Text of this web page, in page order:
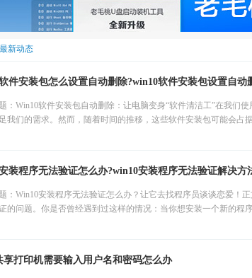
最新动态
件安装包怎么设置自动删除?win10软件安装包设置自动
：Win10软件安装包自动删除：让电脑变身“软件清洁工”在我们
我们的需求。然而，随着时间的推移，这些软件安装包可能会占
装程序无法验证怎么办?win10安装程序无法验证解决方
：Win10安装程序无法验证怎么办？让它去找程序员谈谈恋爱！
的问题。你是否曾经遇到过这样的情况：当你想安装一个新的程
享打印机需要输入用户名和密码怎么办